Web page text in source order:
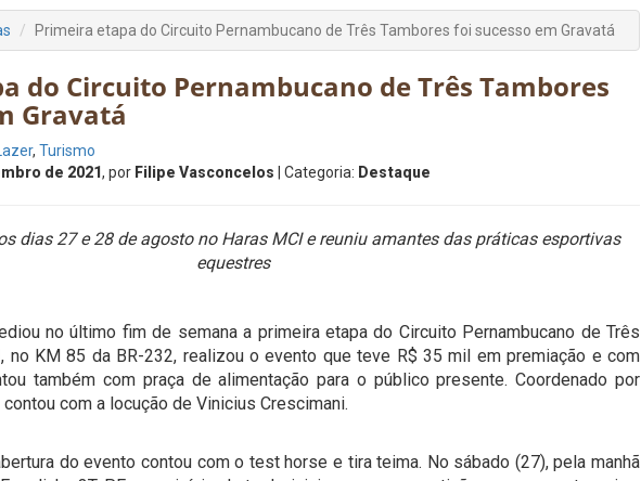
Primeira etapa do Circuito Pernambucano de Três Tambores foi sucesso em Gravatá
do Circuito Pernambucano de Três Tambores
Gravatá
Lazer, Turismo
de 2021, por Filipe Vasconcelos | Categoria: Destaque
dias 27 e 28 de agosto no Haras MCI e reuniu amantes das práticas esportivas
equestres
no último fim de semana a primeira etapa do Circuito Pernambucano de Três
no KM 85 da BR-232, realizou o evento que teve R$ 35 mil em premiação e com
também com praça de alimentação para o público presente. Coordenado por
com a locução de Vinicius Crescimani.
do evento contou com o test horse e tira teima. No sábado (27), pela manhã